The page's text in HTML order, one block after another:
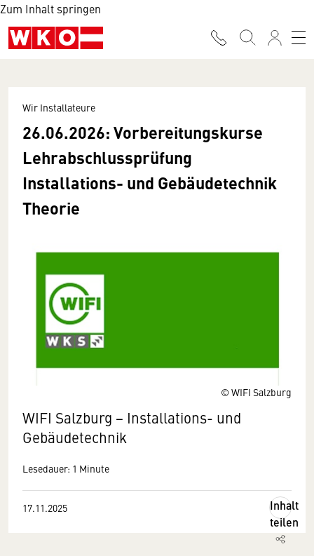
Zum Inhalt springen
© WIFI Salzburg
Wir Installateure
26.06.2026: Vorbereitungskurse
Lehrabschlussprüfung
Installations- und Gebäudetechnik
Theorie
WIFI Salzburg − Installations- und
Gebäudetechnik
Lesedauer: 1 Minute
17.11.2025
Inhalt
teilen